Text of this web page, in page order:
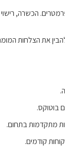
הכשרה, רישוי
את הצלחות
בוטוקס.
מתקדמות בתחום.
קודמים.